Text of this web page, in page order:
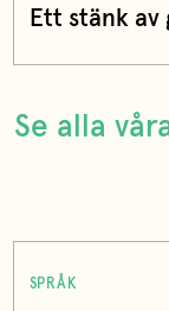
Ett stänk
Se alla
SPRÅK